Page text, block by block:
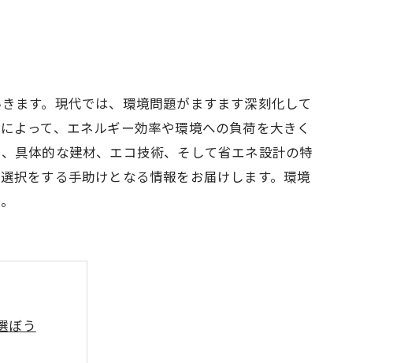
ます。現代では、環境問題がますます深刻化して
よって、エネルギー効率や環境への負荷を大きく
具体的な建材、エコ技術、そして省エネ設計の特
択をする手助けとなる情報をお届けします。環境
ぼう